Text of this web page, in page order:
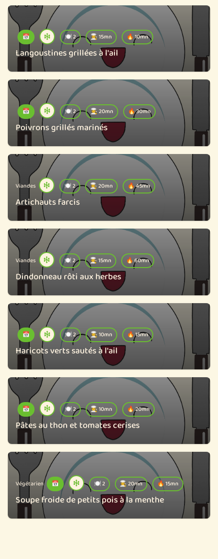
📅 🍽️ 2 🧑‍🍳 15mn 🔥 10mn
Langoustines grillées à l'ail
📅 🍽️ 2 🧑‍🍳 20mn 🔥 30mn
Poivrons grillés marinés
Viandes 🍽️ 2 🧑‍🍳 20mn 🔥 45mn
Artichauts farcis
Viandes 🍽️ 2 🧑‍🍳 15mn 🔥 60mn
Dindonneau rôti aux herbes
📅 🍽️ 2 🧑‍🍳 10mn 🔥 15mn
Haricots verts sautés à l'ail
📅 🍽️ 2 🧑‍🍳 10mn 🔥 20mn
Pâtes au thon et tomates cerises
Végétarien 📅 🍽️ 2 🧑‍🍳 20mn 🔥 15mn
Soupe froide de petits pois à la menthe